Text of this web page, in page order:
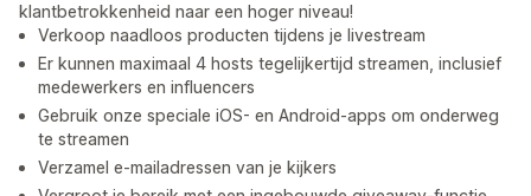
klantbetrokkenheid naar een hoger niveau!
Verkoop naadloos producten tijdens je livestream
Er kunnen maximaal 4 hosts tegelijkertijd streamen, inclusief
medewerkers en influencers
Gebruik onze speciale iOS- en Android-apps om onderweg
te streamen
Verzamel e-mailadressen van je kijkers